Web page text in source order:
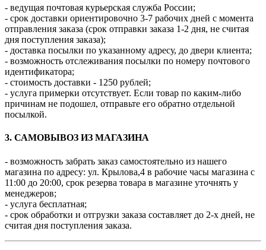
- ведущая почтовая курьерская служба России;
- срок доставки ориентировочно 3-7 рабочих дней с момента
отправления заказа (срок отправки заказа 1-2 дня, не считая
дня поступления заказа);
- доставка посылки по указанному адресу, до двери клиента;
- возможность отслеживания посылки по номеру почтового
идентификатора;
- стоимость доставки - 1250 рублей;
- услуга примерки отсутствует. Если товар по каким-либо
причинам не подошел, отправьте его обратно отдельной
посылкой.
3. САМОВЫВОЗ ИЗ МАГАЗИНА
- возможность забрать заказ самостоятельно из нашего
магазина по адресу: ул. Крылова,4 в рабочие часы магазина с
11:00 до 20:00, срок резерва товара в магазине уточнять у
менеджеров;
- услуга бесплатная;
- срок обработки и отгрузки заказа составляет до 2-х дней, не
считая дня поступления заказа.